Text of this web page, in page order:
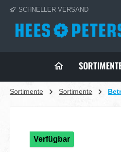
Zur Hauptnavigation
SCHNELLER VERSAND
Sortimente Sortimente
Bildergalerie überspringen
Verfügbar